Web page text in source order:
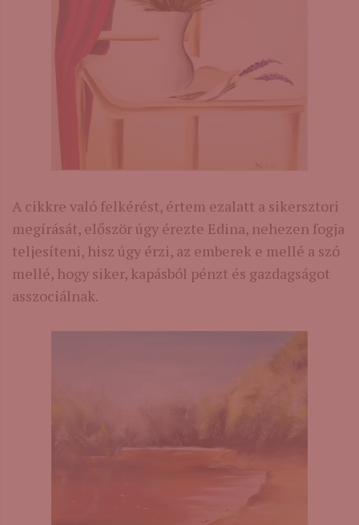
A cikkre való felkérést, értem ezalatt a sikersztori
megírását, először úgy érezte Edina, nehezen fogja
teljesíteni, hisz úgy érzi, az emberek e mellé a szó
mellé, hogy siker, kapásból pénzt és gazdagságot
asszociálnak.